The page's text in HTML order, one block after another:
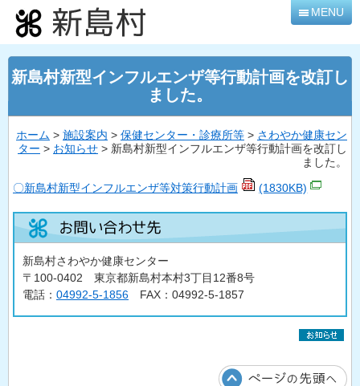
本
文
へ
移
動
MENU
新島村新型インフルエンザ等行動計画を改訂し
ました。
ホーム > 施設案内 > 保健センター・診療所等 > さわやか健康セン
ター > お知らせ > 新島村新型インフルエンザ等行動計画を改訂し
ました。
〇新島村新型インフルエンザ等対策行動計画
(1830KB)
新島村さわやか健康センター
〒100-0402 東京都新島村本村3丁目12番8号
電話： 04992-5-1856 FAX：04992-5-1857